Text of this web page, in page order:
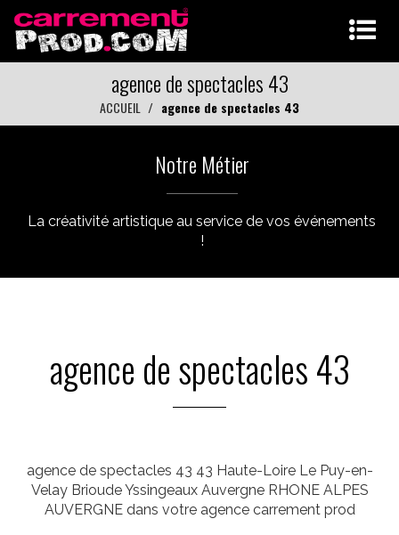
agence de spectacles 43
ACCUEIL agence de spectacles 43
Notre Métier
La créativité artistique au service de vos événements
!
agence de spectacles 43
agence de spectacles 43 43 Haute-Loire Le Puy-en-
Velay Brioude Yssingeaux Auvergne RHONE ALPES
AUVERGNE dans votre agence carrement prod